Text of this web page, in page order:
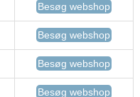
Besøg webshop
Besøg webshop
Besøg webshop
Besøg webshop